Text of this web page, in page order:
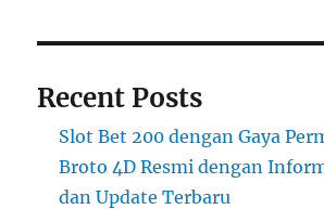
Recent Posts
Slot Bet 200 dengan Gaya
Broto 4D Resmi dengan
dan Update Terbaru